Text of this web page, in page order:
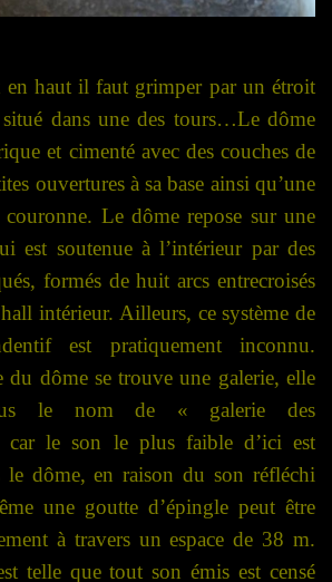
en haut il faut grimper par un étroit
situé dans une des tours…Le dôme
et cimenté avec des couches de
ouvertures à sa base ainsi qu’une
couronne. Le dôme repose sur une
est soutenue à l’intérieur par des
formés de huit arcs entrecroisés
intérieur. Ailleurs, ce système de
est pratiquement inconnu.
du dôme se trouve une galerie, elle
le nom de « galerie des
car le son le plus faible d’ici est
le dôme, en raison du son réfléchi
une goutte d’épingle peut être
à travers un espace de 38 m.
telle que tout son émis est censé